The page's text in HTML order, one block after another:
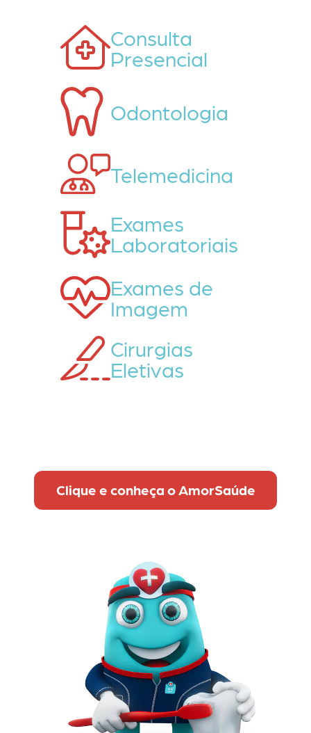
Consulta
Presencial
Odontologia
Telemedicina
Exames
Laboratoriais
Exames de
Imagem
Cirurgias
Eletivas
Clique e conheça o AmorSaúde